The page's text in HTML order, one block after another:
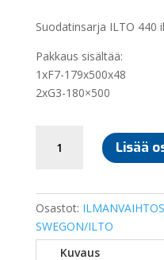
Suodatinsarja ILTO 440
Pakkaus sisältää:
1xF7-179x500x48
2xG3-180×500
SUODATINSARJA
ILTO
Lisää
Osastot:
SWEGON/ILTO
Kuvaus